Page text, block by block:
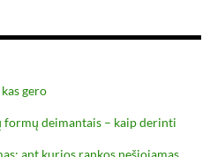
gero
deimantais – kaip derinti
ant kurios rankos nešiojamas